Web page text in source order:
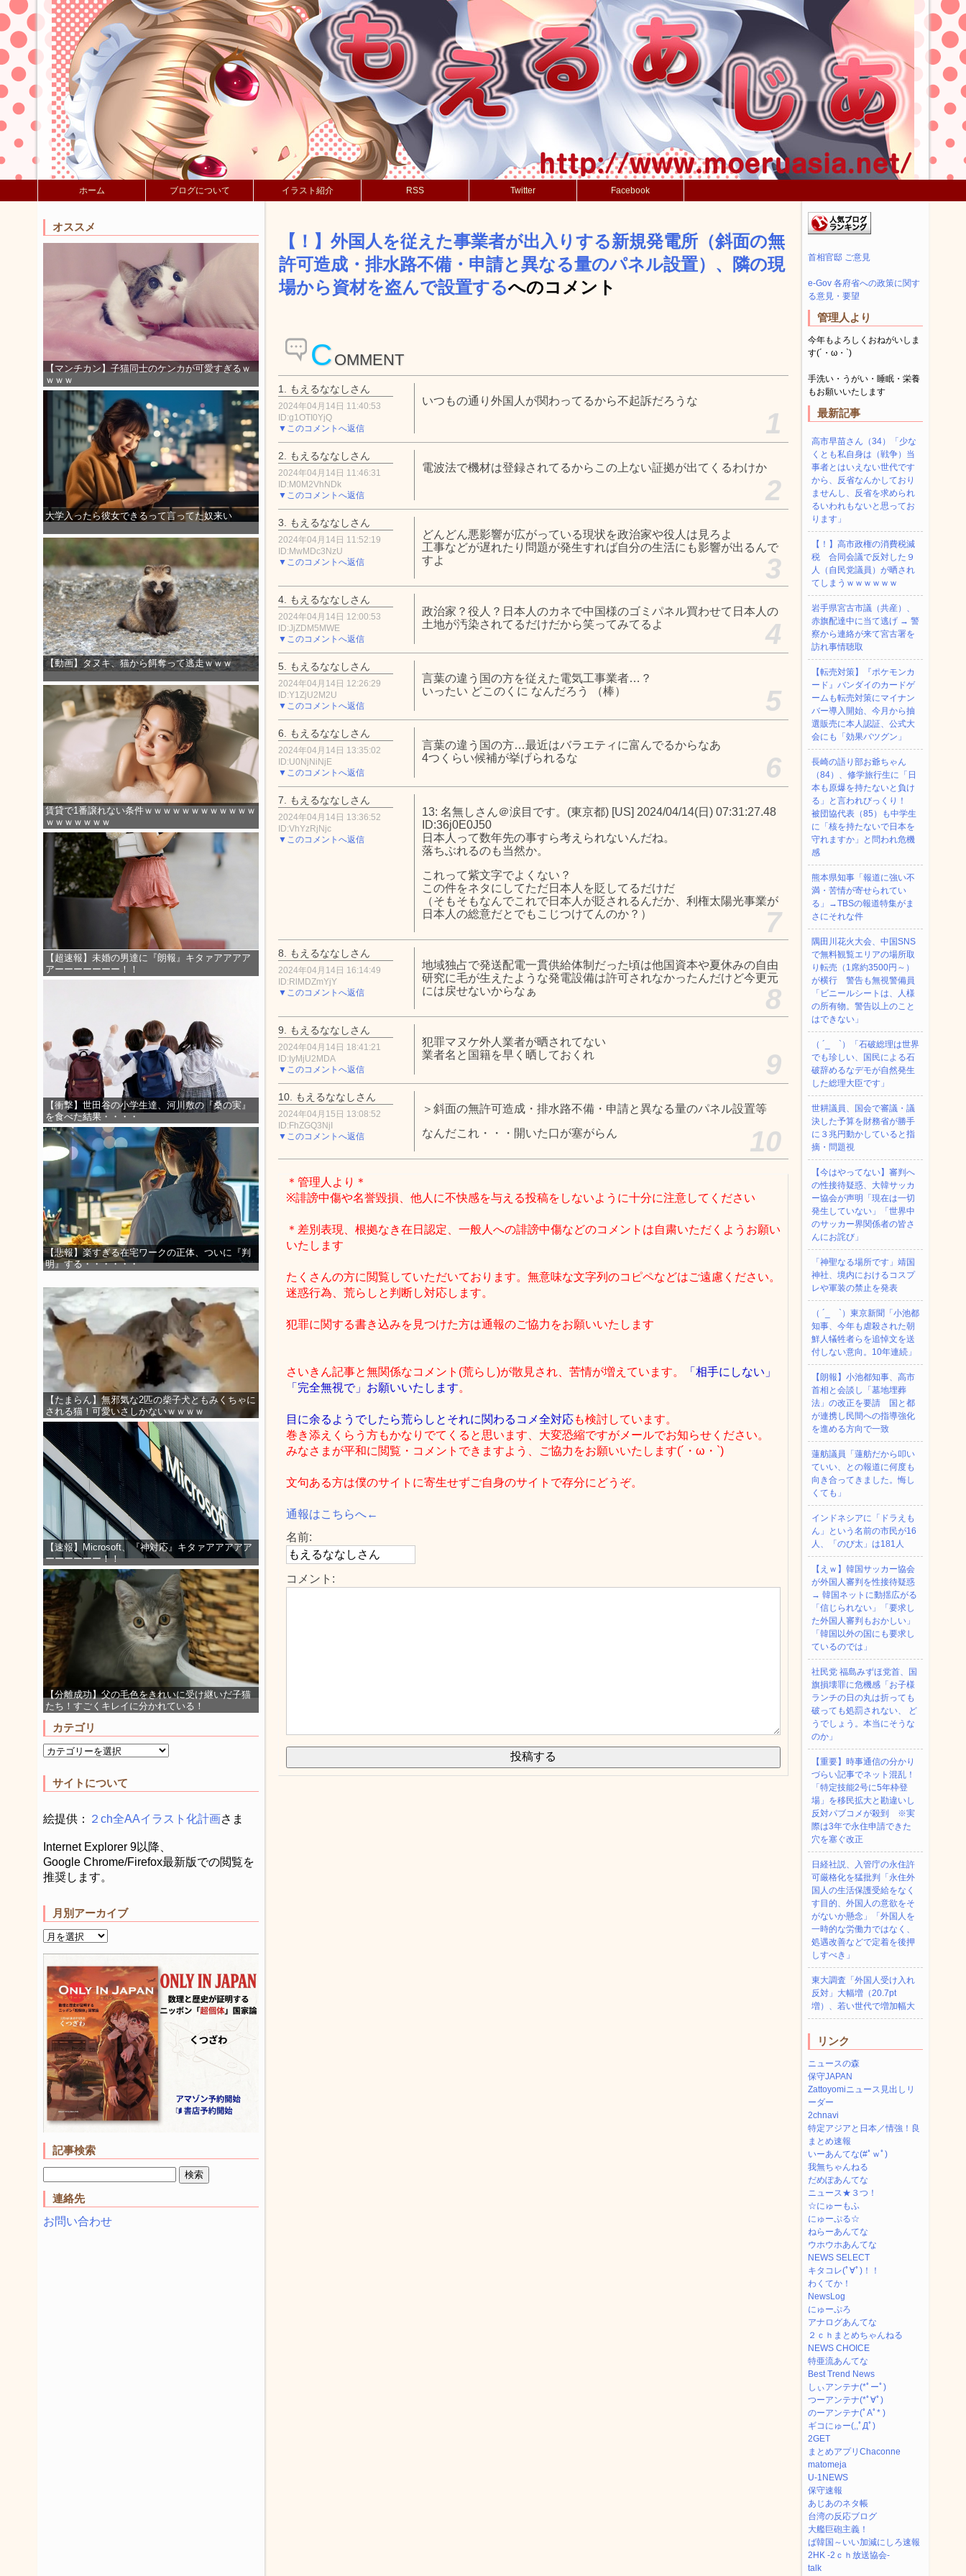
ホーム ブログについて イラスト紹介 RSS Twitter Facebook
オススメ
【マンチカン】子猫同士のケンカが可愛すぎるｗ
ｗｗｗ
大学入ったら彼女できるって言ってた奴来い
【動画】タヌキ、猫から餌奪って逃走ｗｗｗ
賃貸で1番譲れない条件ｗｗｗｗｗｗｗｗｗｗｗｗ
ｗｗｗｗｗｗｗ
【超速報】未婚の男達に『朗報』キタァアアアア
アーーーーーーー！！
【衝撃】世田谷の小学生達、河川敷の『桑の実』
を食べた結果・・・・
【悲報】楽すぎる在宅ワークの正体、ついに『判
明』する・・・・・・
【たまらん】無邪気な2匹の柴子犬ともみくちゃに
される猫！可愛いさしかないｗｗｗｗ
【速報】Microsoft、『神対応』キタァアアアアア
ーーーーーー！！
【分離成功】父の毛色をきれいに受け継いだ子猫
たち！すごくキレイに分かれている！
カテゴリ
サイトについて
絵提供： ２ch全AAイラスト化計画さま
Internet Explorer 9以降、
Google Chrome/Firefox最新版での閲覧を
推奨します。
月別アーカイブ
記事検索
連絡先
お問い合わせ
【！】外国人を従えた事業者が出入りする新規発電所（斜面の無
許可造成・排水路不備・申請と異なる量のパネル設置）、隣の現
場から資材を盗んで設置するへのコメント
C OMMENT
1. もえるななしさん
2024年04月14日 11:40:53
ID:g1OTI0YjQ
▼このコメントへ返信
いつもの通り外国人が関わってるから不起訴だろうな
1
2. もえるななしさん
2024年04月14日 11:46:31
ID:M0M2VhNDk
▼このコメントへ返信
電波法で機材は登録されてるからこの上ない証拠が出てくるわけか
2
3. もえるななしさん
2024年04月14日 11:52:19
ID:MwMDc3NzU
▼このコメントへ返信
どんどん悪影響が広がっている現状を政治家や役人は見ろよ
工事などが遅れたり問題が発生すれば自分の生活にも影響が出るんで
すよ
3
4. もえるななしさん
2024年04月14日 12:00:53
ID:JjZDM5MWE
▼このコメントへ返信
政治家？役人？日本人のカネで中国様のゴミパネル買わせて日本人の
土地が汚染されてるだけだから笑ってみてるよ
4
5. もえるななしさん
2024年04月14日 12:26:29
ID:Y1ZjU2M2U
▼このコメントへ返信
言葉の違う国の方を従えた電気工事業者…？
いったい どこのくに なんだろう （棒）
5
6. もえるななしさん
2024年04月14日 13:35:02
ID:U0NjNiNjE
▼このコメントへ返信
言葉の違う国の方…最近はバラエティに富んでるからなあ
4つくらい候補が挙げられるな
6
7. もえるななしさん
2024年04月14日 13:36:52
ID:VhYzRjNjc
▼このコメントへ返信
13: 名無しさん＠涙目です。(東京都) [US] 2024/04/14(日) 07:31:27.48
ID:36j0E0J50
日本人って数年先の事すら考えられないんだね。
落ちぶれるのも当然か。
これって紫文字でよくない？
この件をネタにしてただ日本人を貶してるだけだ
（そもそもなんでこれで日本人が貶されるんだか、利権太陽光事業が
日本人の総意だとでもこじつけてんのか？）
7
8. もえるななしさん
2024年04月14日 16:14:49
ID:RlMDZmYjY
▼このコメントへ返信
地域独占で発送配電一貫供給体制だった頃は他国資本や夏休みの自由
研究に毛が生えたような発電設備は許可されなかったんだけど今更元
には戻せないからなぁ
8
9. もえるななしさん
2024年04月14日 18:41:21
ID:IyMjU2MDA
▼このコメントへ返信
犯罪マヌケ外人業者が晒されてない
業者名と国籍を早く晒しておくれ
9
10. もえるななしさん
2024年04月15日 13:08:52
ID:FhZGQ3NjI
▼このコメントへ返信
＞斜面の無許可造成・排水路不備・申請と異なる量のパネル設置等
なんだこれ・・・開いた口が塞がらん
10
＊管理人より＊
※誹謗中傷や名誉毀損、他人に不快感を与える投稿をしないように十分に注意してください
＊差別表現、根拠なき在日認定、一般人への誹謗中傷などのコメントは自粛いただくようお願い
いたします
たくさんの方に閲覧していただいております。無意味な文字列のコピペなどはご遠慮ください。
迷惑行為、荒らしと判断し対応します。
犯罪に関する書き込みを見つけた方は通報のご協力をお願いいたします
さいきん記事と無関係なコメント(荒らし)が散見され、苦情が増えています。
「相手にしない」
「完全無視で」お願いいたします。
目に余るようでしたら荒らしとそれに関わるコメ全対応も検討しています。
巻き添えくらう方もかなりでてくると思います、大変恐縮ですがメールでお知らせください。
みなさまが平和に閲覧・コメントできますよう、ご協力をお願いいたします(´・ω・`)
文句ある方は僕のサイトに寄生せずご自身のサイトで存分にどうぞ。
通報はこちらへ←
名前:
コメント:
首相官邸 ご意見
e-Gov 各府省への政策に関す
る意見・要望
管理人より
今年もよろしくおねがいしま
す(´・ω・`)
手洗い・うがい・睡眠・栄養
もお願いいたします
最新記事
高市早苗さん（34）「少な
くとも私自身は（戦争）当
事者とはいえない世代です
から、反省なんかしており
ませんし、反省を求められ
るいわれもないと思ってお
ります」
【！】高市政権の消費税減
税 合同会議で反対した９
人（自民党議員）が晒され
てしまうｗｗｗｗｗｗ
岩手県宮古市議（共産）、
赤旗配達中に当て逃げ → 警
察から連絡が来て宮古署を
訪れ事情聴取
【転売対策】『ポケモンカ
ード』バンダイのカードゲ
ームも転売対策にマイナン
バー導入開始、今月から抽
選販売に本人認証、公式大
会にも「効果バツグン」
長崎の語り部お爺ちゃん
（84）、修学旅行生に「日
本も原爆を持たないと負け
る」と言われびっくり！
被団協代表（85）も中学生
に「核を持たないで日本を
守れますか」と問われ危機
感
熊本県知事「報道に強い不
満・苦情が寄せられてい
る」→TBSの報道特集がま
さにそれな件
隅田川花火大会、中国SNS
で無料観覧エリアの場所取
り転売（1席約3500円～）
が横行 警告も無視警備員
「ビニールシートは、人様
の所有物。警告以上のこと
はできない」
（ ´_ゝ`）「石破総理は世界
でも珍しい、国民による石
破辞めるなデモが自然発生
した総理大臣です」
世耕議員、国会で審議・議
決した予算を財務省が勝手
に３兆円動かしていると指
摘・問題視
【今はやってない】審判へ
の性接待疑惑、大韓サッカ
ー協会が声明「現在は一切
発生していない」「世界中
のサッカー界関係者の皆さ
んにお詫び」
「神聖なる場所です」靖国
神社、境内におけるコスプ
レや軍装の禁止を発表
（ ´_ゝ`）東京新聞「小池都
知事、今年も虐殺された朝
鮮人犠牲者らを追悼文を送
付しない意向。10年連続」
【朗報】小池都知事、高市
首相と会談し「墓地埋葬
法」の改正を要請 国と都
が連携し民間への指導強化
を進める方向で一致
蓮舫議員「蓮舫だから叩い
ていい、との報道に何度も
向き合ってきました。悔し
くても」
インドネシアに「ドラえも
ん」という名前の市民が16
人、「のび太」は181人
【えｗ】韓国サッカー協会
が外国人審判を性接待疑惑
→ 韓国ネットに動揺広がる
「信じられない」「要求し
た外国人審判もおかしい」
「韓国以外の国にも要求し
ているのでは」
社民党 福島みずほ党首、国
旗損壊罪に危機感「お子様
ランチの日の丸は折っても
破っても処罰されない、 ど
うでしょう。本当にそうな
のか」
【重要】時事通信の分かり
づらい記事でネット混乱！
「特定技能2号に5年枠登
場」を移民拡大と勘違いし
反対パブコメが殺到 ※実
際は3年で永住申請できた
穴を塞ぐ改正
日経社説、入管庁の永住許
可厳格化を猛批判「永住外
国人の生活保護受給をなく
す目的、外国人の意欲をそ
がないか懸念」「外国人を
一時的な労働力ではなく、
処遇改善などで定着を後押
しすべき」
東大調査「外国人受け入れ
反対」大幅増（20.7pt
増）、若い世代で増加幅大
リンク
ニュースの森
保守JAPAN
Zattoyomiニュース見出しリ
ーダー
2chnavi
特定アジアと日本／情強！良
まとめ速報
いーあんてな(#ﾟｗﾟ)
我無ちゃんねる
だめぽあんてな
ニュース★３つ！
☆にゅーもふ
にゅーぷる☆
ねらーあんてな
ウホウホあんてな
NEWS SELECT
キタコレ(ﾟ∀ﾟ)！！
わくてか！
NewsLog
にゅーぷろ
アナログあんてな
２ｃｈまとめちゃんねる
NEWS CHOICE
特亜流あんてな
Best Trend News
しぃアンテナ(*ﾟーﾟ)
つーアンテナ(*ﾟ∀ﾟ)
のーアンテナ(ﾟAﾟ* )
ギコにゅー(,,ﾟДﾟ)
2GET
まとめアプリChaconne
matomeja
U-1NEWS
保守速報
あじあのネタ帳
台湾の反応ブログ
大艦巨砲主義！
ば韓国～いい加減にしろ速報
2HK -2ｃｈ放送協会-
talk